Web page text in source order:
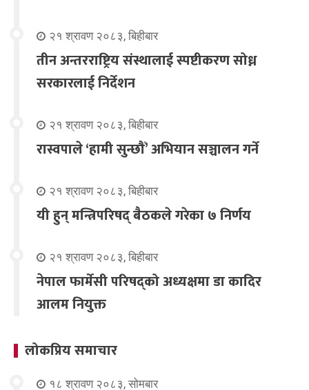
२१ श्रावण २०८३, बिहीबार
तीन अन्तरराष्ट्रिय संस्थालाई स्पष्टीकरण सोध्न
सरकारलाई निर्देशन
२१ श्रावण २०८३, बिहीबार
रास्वपाले ‘हामी सुन्छौँ’ अभियान सञ्चालन गर्ने
२१ श्रावण २०८३, बिहीबार
यी हुन् मन्त्रिपरिषद् बैठकले गरेका ७ निर्णय
२१ श्रावण २०८३, बिहीबार
नेपाल फार्मेसी परिषद्को अध्यक्षमा डा कादिर
आलम नियुक्त
लोकप्रिय समाचार
१८ श्रावण २०८३, सोमबार